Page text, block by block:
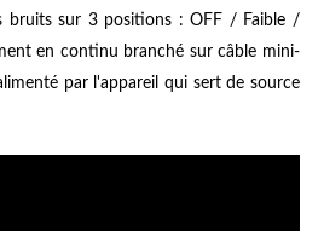
bruits sur 3 positions : OFF / Faible /
en continu branché sur câble mini-
par l'appareil qui sert de source